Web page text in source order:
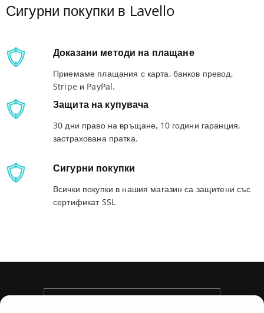
Сигурни покупки в Lavello
Доказани методи на плащане
Приемаме плащания с карта, банков превод,
Stripe и PayPal.
Защита на купувача
30 дни право на връщане, 10 години гаранция,
застрахована пратка.
Сигурни покупки
Всички покупки в нашия магазин са защитени със
сертификат SSL
УСЛОВИЯ